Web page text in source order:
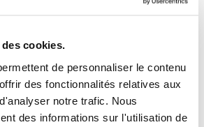
cookies.
de personnaliser le contenu
des fonctionnalités relatives aux
notre trafic. Nous
des informations sur l'utilisation de
Ajouter au panier